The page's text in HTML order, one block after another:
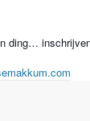
ding…